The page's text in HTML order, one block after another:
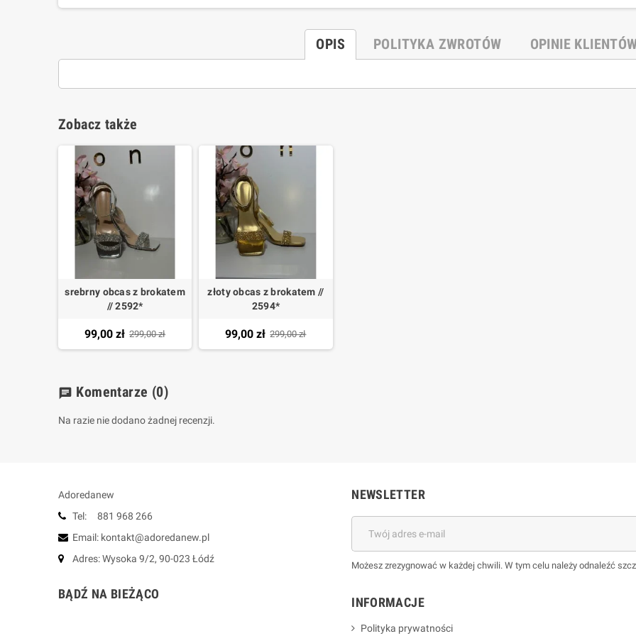
OPIS POLITYKA ZWROTÓW OPINIE
Zobacz także
srebrny obcas z brokatem
// 2592*
99,00 zł 299,00 zł
złoty obcas z brokatem //
2594*
99,00 zł 299,00 zł
chat Komentarze (0)
Na razie nie dodano żadnej recenzji.
Adoredanew
Tel: 881 968 266
Email: kontakt@adoredanew.pl
Adres: Wysoka 9/2, 90-023 Łódź
BĄDŹ NA BIEŻĄCO
NEWSLETTER
Możesz zrezygnować w każdej chwili. W tym celu należy odnaleźć
INFORMACJE
Polityka prywatności